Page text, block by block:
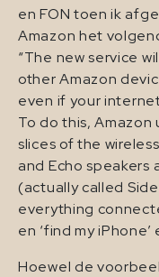
en FON toen ik
Amazon het
“The new service
other Amazon
even if your
To do this,
slices of the
and Echo speakers
(actually called
everything
en ‘find my
Hoewel de